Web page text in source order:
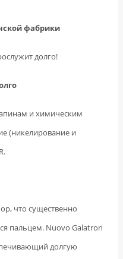
фабрики
долго!
и химическим
(никелирование и
что существенно
пальцем. Nuovo Galatron
долгую